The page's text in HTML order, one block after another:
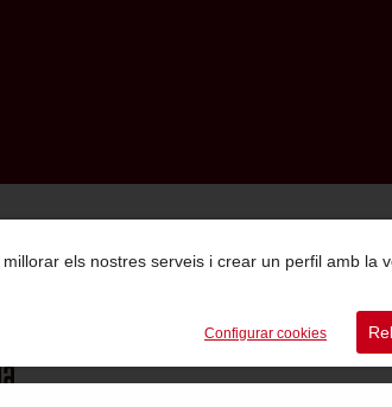
els nostres serveis i crear un perfil amb la
Configurar cookies